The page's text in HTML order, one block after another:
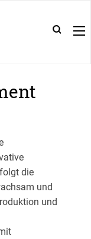
die
und
und